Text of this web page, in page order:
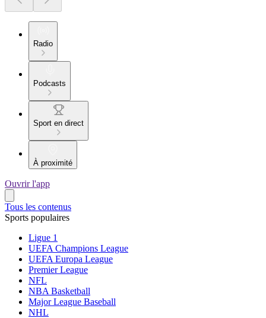
Radio
Podcasts
Sport en direct
À proximité
Ouvrir l'app
Tous les contenus
Sports populaires
Ligue 1
UEFA Champions League
UEFA Europa League
Premier League
NFL
NBA Basketball
Major League Baseball
NHL